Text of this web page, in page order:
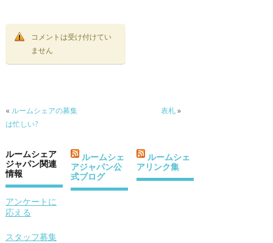
コメントは受け付けてい
ません
« ルームシェアの募集
は忙しい?
表札»
ルームシェア
ジャパン関連
情報
アンケートに
応える
スタッフ募集
ルームシェ
アジャパン公
式ブログ
ルームシェ
アリンク集